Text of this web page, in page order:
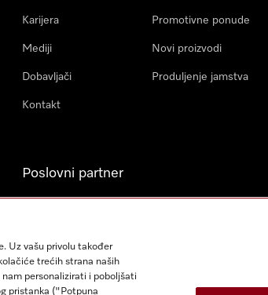
Karijera
Mediji
Dobavljači
Kontakt
Promotivne ponude
Novi proizvodi
Produljenje jamstva
Poslovni partner
građevinskih radova
Uz vašu privolu također
trećih strana naših
personalizirati i poboljšati
pristanka ("Potpuna